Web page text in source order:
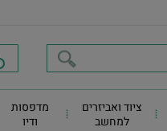
ציוד ואביזרים
למחשב
מדפסות
ודיו